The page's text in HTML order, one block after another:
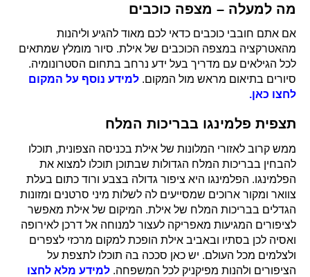
מה למעלה – מצפה כוכבים
אם אתם חובבי כוכבים כדאי לכם מאוד להגיע וליהנות
מהאטרקציה במצפה הכוכבים של אילת. סיור מומלץ שמתאים
לכל הגילאים עם מדריך בעל ידע נרחב בתחום הסטרונומיה.
סיורים בתיאום מראש מול המקום. למידע נוסף על המקום
לחצו כאן.
תצפית פלמינגו בבריכות המלח
ממש קרוב לאזורי המלונות של אילת בכניסה הצפונית, תוכלו
להבחין בבריכות המלח הגדולות שבתוכן תוכלו למצוא את
הפלמינגו. הפלמינגו היא ציפור גדולה בצבע ורוד כתום בעלת
צוואר ומקור ארוכים שמסייעים לה לשלות מיני סרטנים ומזונות
הגדלים בבריכות המלח של אילת. המיקום של אילת מאפשר
לציפורים המגיעות מאפריקה לעצור למנוחה אל דרכן לאירופה
ואסיה לכן בסתיו ובאביב אילת הופכת למקום מרכזי לצפרים
ולצלמים מכל העולם. יש כאן סככה בה תוכלו לתצפת על
הציפורים ולהנות מפיקניק לכל המשפחה. למידע מלא לחצו